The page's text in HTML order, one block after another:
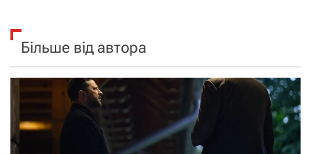
Більше від автора